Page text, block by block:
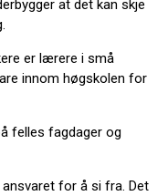
at det kan skje
er lærere i små
innom høgskolen for
felles fagdager og
for å si fra. Det